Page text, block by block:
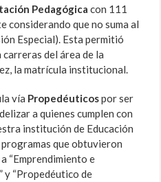
Pedagógica con 111
considerando que no suma al
Especial). Esta permitió
del área de la
la matrícula institucional.
vía Propedéuticospor ser
a quienes cumplen con
institución de Educación
que obtuvieron
“Emprendimiento e
y “Propedéutico de